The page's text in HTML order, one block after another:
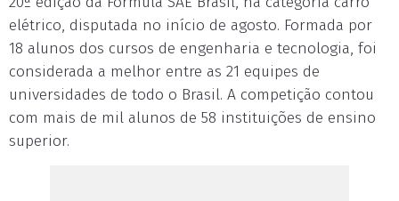
elétrico, disputada no início de agosto. Formada por
18 alunos dos cursos de engenharia e tecnologia, foi
considerada a melhor entre as 21 equipes de
universidades de todo o Brasil. A competição contou
com mais de mil alunos de 58 instituições de ensino
superior.